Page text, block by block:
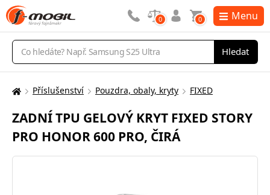
Vyhledávání
Hledat
0 0 Menu
Zde
nacházíte:
Příslušenství Pouzdra, obaly, kryty FIXED
ZADNÍ TPU GELOVÝ KRYT FIXED STORY
PRO HONOR 600 PRO, ČIRÁ